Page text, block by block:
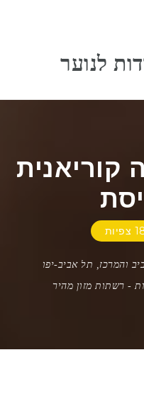
קוריאנית
והמרכז, תל אביב-יפו
- רשתות מזון מהיר